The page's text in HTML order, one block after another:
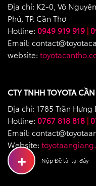
Địa chỉ: K2-0, Võ
Phú, TP. Cần Thơ
Hotline: 0949 919 919 |
Email:
website:
CTY TNHH TOYOTA
Địa chỉ: 1785 Trần Hưng
Hotline: 0767 818 818 |
Email:
Website:
+ Nộp Đề tài tại đây